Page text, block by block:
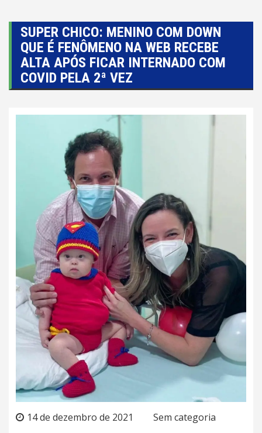
SUPER CHICO: MENINO COM DOWN
QUE É FENÔMENO NA WEB RECEBE
ALTA APÓS FICAR INTERNADO COM
COVID PELA 2ª VEZ
14 de dezembro de 2021
Sem categoria